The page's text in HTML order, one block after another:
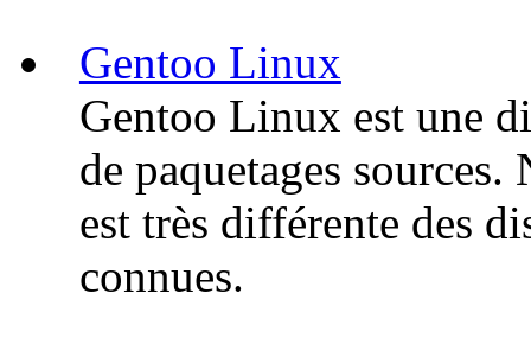
Gentoo Linux
Gentoo Linux est une
de paquetages
est très différente des
connues.